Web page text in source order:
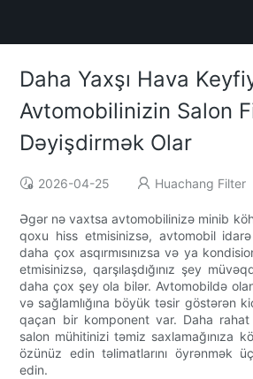
Daha Yaxşı Hava
Avtomobilinizin Salon
Dəyişdirmək Olar
2026-04-25 Huachang Filter
Əgər nə vaxtsa avtomobilinizə minib
qoxu hiss etmisinizsə, avtomobil
daha çox asqırmısınızsa və ya
etmisinizsə, qarşılaşdığınız şey
daha çox şey ola bilər. Avtomobildə
və sağlamlığına böyük təsir göstərən
qaçan bir komponent var. Daha rahat
salon mühitinizi təmiz saxlamağınıza
özünüz edin təlimatlarını öyrənmək
edin.